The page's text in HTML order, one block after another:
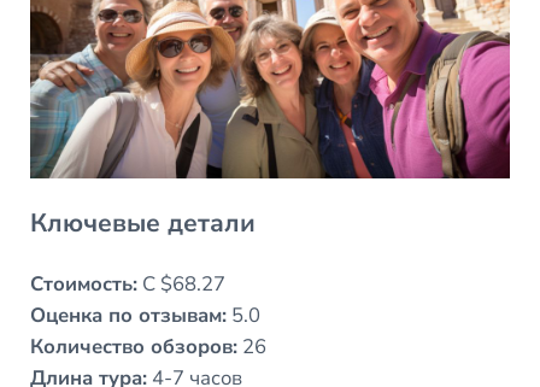
Ключевые детали
Стоимость:С $68.27
Оценка по отзывам:5.0
Количество обзоров:26
Длина тура:4-7 часов